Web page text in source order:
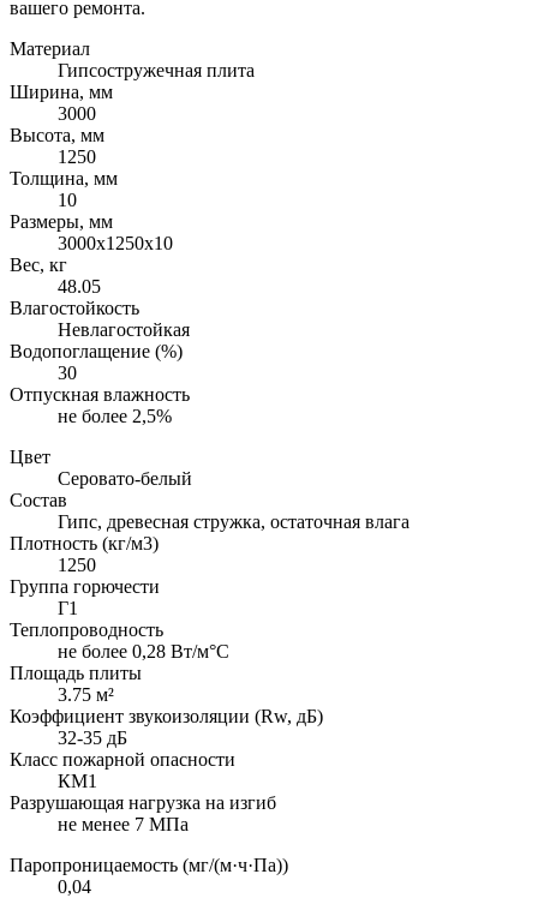
вашего ремонта.
Материал
Гипсостружечная плита
Ширина, мм
3000
Высота, мм
1250
Толщина, мм
10
Размеры, мм
3000х1250х10
Вес, кг
48.05
Влагостойкость
Невлагостойкая
Водопоглащение (%)
30
Отпускная влажность
не более 2,5%
Цвет
Серовато-белый
Состав
Гипс, древесная стружка, остаточная влага
Плотность (кг/м3)
1250
Группа горючести
Г1
Теплопроводность
не более 0,28 Вт/м°С
Площадь плиты
3.75 м²
Коэффициент звукоизоляции (Rw, дБ)
32-35 дБ
Класс пожарной опасности
КМ1
Разрушающая нагрузка на изгиб
не менее 7 МПа
Паропроницаемость (мг/(м·ч·Па))
0,04